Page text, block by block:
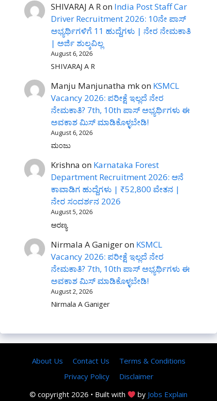
SHIVARAJ A Ron India Post Staff Car
Driver Recruitment 2026: 10ನೇ ಪಾಸ್
ಅಭ್ಯರ್ಥಿಗಳಿಗೆ 11 ಹುದ್ದೆಗಳು | ನೇರ ನೇಮಕಾತಿ
| ಅರ್ಜಿ ಶುಲ್ಕವಿಲ್ಲ
August 6, 2026
SHIVARAJ A R
Manju Manjunatha mkon KSMCL
Vacancy 2026: ಪರೀಕ್ಷೆ ಇಲ್ಲದೆ ನೇರ
ನೇಮಕಾತಿ? 7th, 10th ಪಾಸ್ ಅಭ್ಯರ್ಥಿಗಳು ಈ
ಅವಕಾಶ ಮಿಸ್ ಮಾಡಿಕೊಳ್ಳಬೇಡಿ!
August 6, 2026
ಮಂಜು
Krishna on Karnataka Forest
Department Recruitment 2026: ಆನೆ
ಕಾವಾಡಿಗ ಹುದ್ದೆಗಳು | ₹52,800 ವೇತನ |
ನೇರ ಸಂದರ್ಶನ 2026
August 5, 2026
ಅರಣ್ಯ
Nirmala A Ganigeron KSMCL
Vacancy 2026: ಪರೀಕ್ಷೆ ಇಲ್ಲದೆ ನೇರ
ನೇಮಕಾತಿ? 7th, 10th ಪಾಸ್ ಅಭ್ಯರ್ಥಿಗಳು ಈ
ಅವಕಾಶ ಮಿಸ್ ಮಾಡಿಕೊಳ್ಳಬೇಡಿ!
August 2, 2026
Nirmala A Ganiger
About Us Contact Us
Terms & Conditions
Privacy Policy
Disclaimer
© copyright 2026 • Built with
by Jobs Explain